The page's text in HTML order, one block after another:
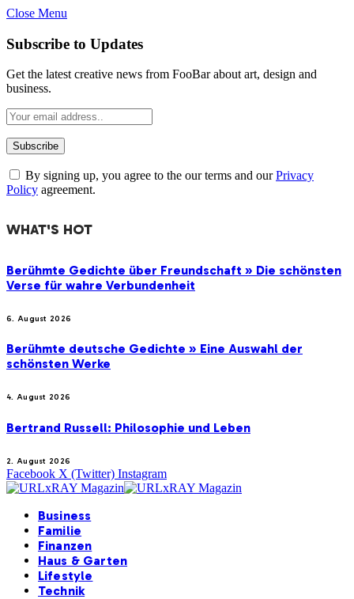
Close Menu
Subscribe to Updates
Get the latest creative news from FooBar about art, design and
business.
By signing up, you agree to the our terms and ourPrivacy
Policy agreement.
WHAT'S HOT
Berühmte Gedichte über Freundschaft » Die schönsten
Verse für wahre Verbundenheit
6. August 2026
Berühmte deutsche Gedichte » Eine Auswahl der
schönsten Werke
4. August 2026
Bertrand Russell: Philosophie und Leben
2. August 2026
Facebook X (Twitter) Instagram
Business
Familie
Finanzen
Haus & Garten
Lifestyle
Technik